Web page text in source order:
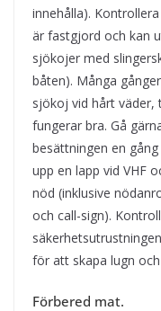
innehålla).
är fastgjord och kan
sjökojer med
båten). Många
sjökoj vid hårt väder,
fungerar bra. Gå
besättningen en
upp en lapp vid VHF
nöd (inklusive
och call-sign).
för att skapa lugn
Förbered mat.